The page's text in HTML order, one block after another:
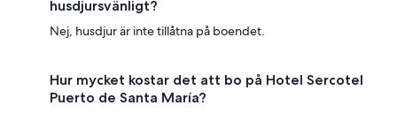
husdjursvänligt?
Nej, husdjur är inte tillåtna på boendet.
Hur mycket kostar det att bo på Hotel Sercotel
Puerto de Santa María?